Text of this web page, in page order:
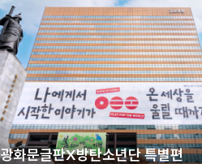
광화문글판X방탄소년단 특별편